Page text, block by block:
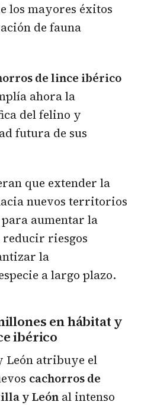
los mayores éxitos
de fauna
de lince ibérico
ahora la
del felino y
futura de sus
que extender la
nuevos territorios
aumentar la
riesgos
la
a largo plazo.
en hábitat y
ibérico
León atribuye el
cachorros de
y León al intenso